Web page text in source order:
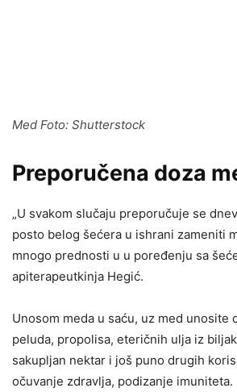
Med Foto: Shutterstock
Preporučena doza
„U svakom slučaju preporučuje se
posto belog šećera u ishrani zameniti
mnogo prednosti u u poređenju sa
apiterapeutkinja Hegić.
Unosom meda u saću, uz med unosite
peluda, propolisa, eteričnih ulja iz
sakupljan nektar i još puno drugih
očuvanje zdravlja, podizanje imuniteta.